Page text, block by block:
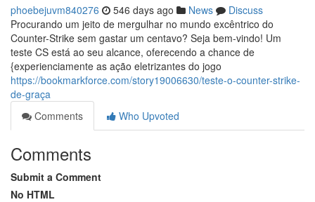
phoebejuvm840276 546 days ago News
Discuss
Procurando um jeito de mergulhar no mundo excêntrico do
Counter-Strike sem gastar um centavo? Seja bem-vindo! Um
teste CS está ao seu alcance, oferecendo a chance de
{experienciamente as ação eletrizantes do jogo
https://bookmarkforce.com/story19006630/teste-o-counter-strike-
de-graça
Comments
Who Upvoted
Comments
Submit a Comment
No HTML